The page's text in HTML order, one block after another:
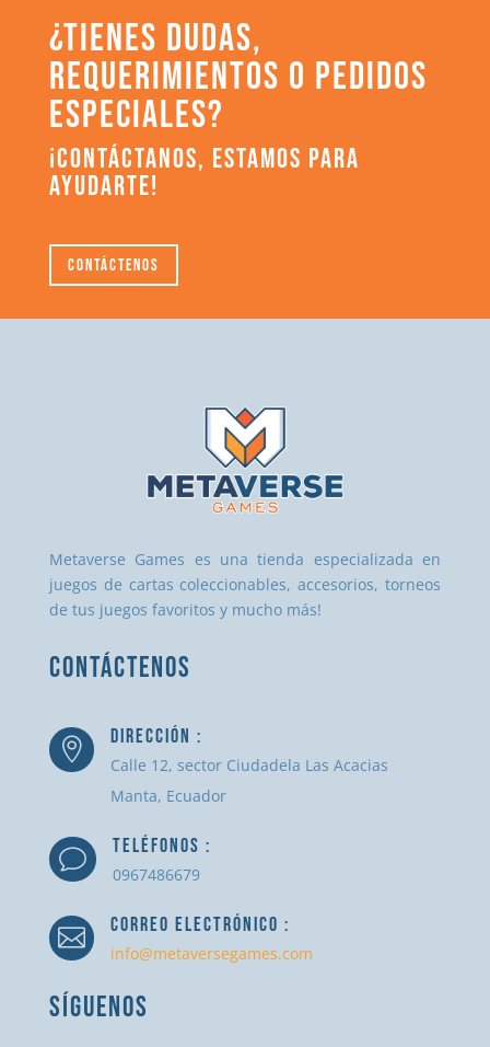
¿TIENES DUDAS,
REQUERIMIENTOS O PEDIDOS
ESPECIALES?
¡CONTÁCTANOS, ESTAMOS PARA
AYUDARTE!
Contáctenos
Metaverse Games es una tienda especializada en
juegos de cartas coleccionables, accesorios, torneos
de tus juegos favoritos y mucho más!
CONTÁCTENOS
 DIRECCIÓN :
Calle 12, sector Ciudadela Las Acacias
Manta, Ecuador
v TELÉFONOS :
0967486679
 CORREO ELECTRÓNICO :
info@metaversegames.com
SÍGUENOS